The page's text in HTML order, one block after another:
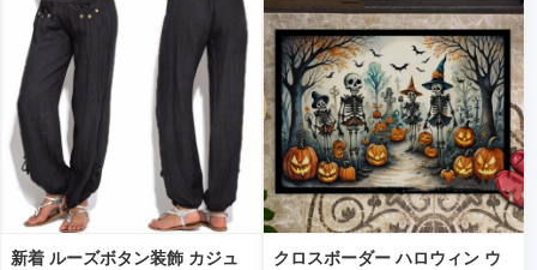
ライト
新着 ルーズボタン装飾 カジュ
クロスボーダー ハロウィン ウ